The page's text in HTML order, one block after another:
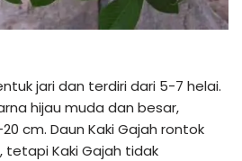
jari dan terdiri dari 5-7 helai.
hijau muda dan besar,
cm. Daun Kaki Gajah rontok
Kaki Gajah tidak